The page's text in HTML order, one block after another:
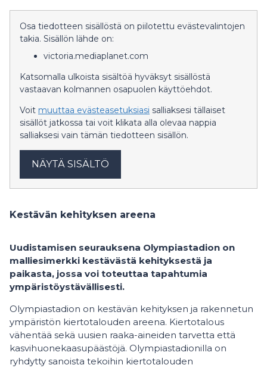
Osa tiedotteen sisällöstä on piilotettu evästevalintojen
takia. Sisällön lähde on:
victoria.mediaplanet.com
Katsomalla ulkoista sisältöä hyväksyt sisällöstä
vastaavan kolmannen osapuolen käyttöehdot.
Voit muuttaa evästeasetuksiasi salliaksesi tällaiset
sisällöt jatkossa tai voit klikata alla olevaa nappia
salliaksesi vain tämän tiedotteen sisällön.
NÄYTÄ SISÄLTÖ
Kestävän kehityksen areena
Uudistamisen seurauksena Olympiastadion on
malliesimerkki kestävästä kehityksestä ja
paikasta, jossa voi toteuttaa tapahtumia
ympäristöystävällisesti.
Olympiastadion on kestävän kehityksen ja rakennetun
ympäristön kiertotalouden areena. Kiertotalous
vähentää sekä uusien raaka-aineiden tarvetta että
kasvihuonekaasupäästöjä. Olympiastadionilla on
ryhdytty sanoista tekoihin kiertotalouden